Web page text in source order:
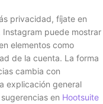
privacidad, fíjate en
Instagram puede mostrar
elementos como
de la cuenta. La forma
cambia con
explicación general
en Hootsuite